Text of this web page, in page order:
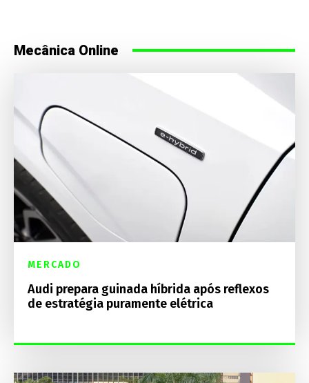
Mecânica Online
MERCADO
Audi prepara guinada híbrida após reflexos
de estratégia puramente elétrica